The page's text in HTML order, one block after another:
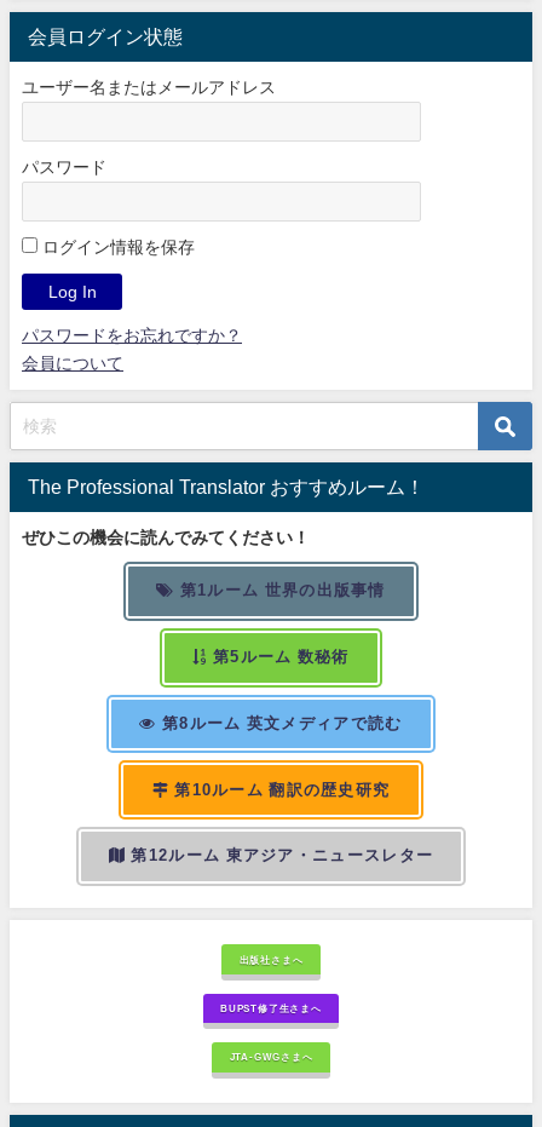
会員ログイン状態
ユーザー名またはメールアドレス
パスワード
ログイン情報を保存
パスワードをお忘れですか？
会員について
The Professional Translator おすすめルーム！
ぜひこの機会に読んでみてください！
第1ルーム 世界の出版事情
第5ルーム 数秘術
第8ルーム 英文メディアで読む
第10ルーム 翻訳の歴史研究
第12ルーム 東アジア・ニュースレター
出版社さまへ
BUPST修了生さまへ
JTA-GWGさまへ